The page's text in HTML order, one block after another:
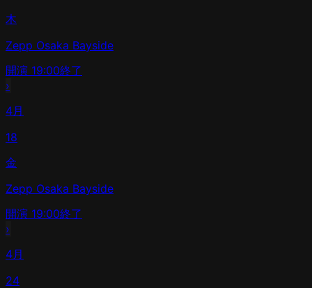
木
Zepp Osaka Bayside
開演 19:00終了
›
4月
18
金
Zepp Osaka Bayside
開演 19:00終了
›
4月
24